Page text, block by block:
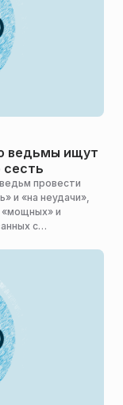
ведьмы ищут
сесть
провести
и «на неудачи»,
«мощных» и
с